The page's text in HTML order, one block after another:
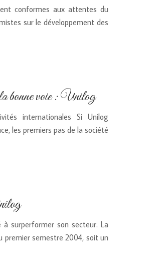
conformes aux attentes du
sur le développement des
bonne voie : Unilog
internationales Si Unilog
les premiers pas de la société
surperformer son secteur. La
premier semestre 2004, soit un